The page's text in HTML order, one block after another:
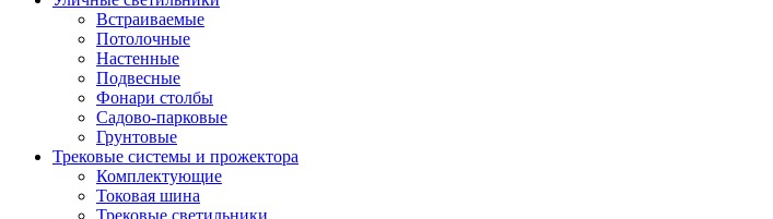
Встраиваемые
Потолочные
Настенные
Подвесные
Фонари столбы
Садово-парковые
Грунтовые
Трековые системы и прожектора
Комплектующие
Токовая шина